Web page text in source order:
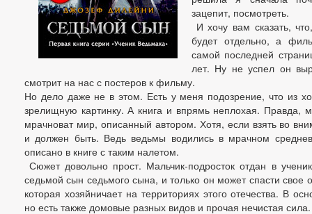
зацепит, посмотреть.
И хочу вам сказать,
будет отдельно, а
самой последней
лет. Ну не успел он
смотрит на нас с постеров к фильму.
Но дело даже не в этом. Есть у меня подозрение, что из
зрелищную картинку. А книга и впрямь неплохая. Правда,
мрачноват мир, описанный автором. Хотя, если взять во
и должен быть. Ведь ведьмы водились в мрачном
описано в книге с таким налетом.
Сюжет довольно прост. Мальчик-подросток отдан в
седьмой сын седьмого сына, и только он может спасти свое
которая хозяйничает на территориях этого отечества. В
но есть также домовые разных видов и прочая нечистая сила.